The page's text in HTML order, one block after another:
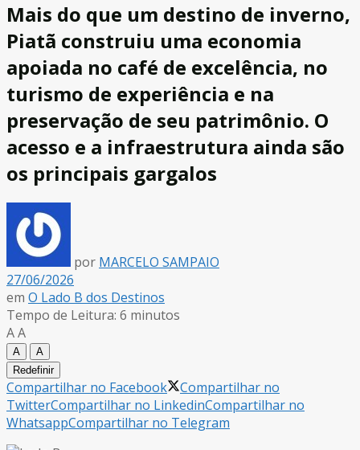
Mais do que um destino de inverno,
Piatã construiu uma economia
apoiada no café de excelência, no
turismo de experiência e na
preservação de seu patrimônio. O
acesso e a infraestrutura ainda são
os principais gargalos
por MARCELO SAMPAIO
27/06/2026
em O Lado B dos Destinos
Tempo de Leitura: 6 minutos
AA
A
A
Redefinir
Compartilhar no Facebook
Compartilhar no
TwitterCompartilhar no LinkedinCompartilhar no
WhatsappCompartilhar no Telegram